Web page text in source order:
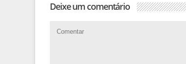
Deixe um comentário